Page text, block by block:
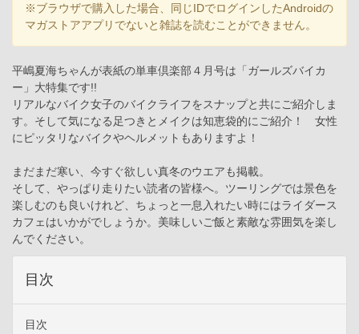
※ブラウザで購入した場合、同じIDでログインしたAndroidの
マガストアアプリでないと雑誌を読むことができません。
平嶋夏海ちゃんが表紙の単車倶楽部４月号は「ガールズバイカ
ー」大特集です!!
リアルなバイク女子のバイクライフをスナップと共にご紹介しま
す。そして気になる足つきとメイクは知恵袋的にご紹介！ 女性
にピッタリなバイクやヘルメットもありますよ！
まだまだ寒い、今すぐ欲しい真冬のウエアも掲載。
そして、やっぱり走りたい読者の皆様へ。ツーリングでは景色を
楽しむのも良いけれど、ちょっと一息入れたい時にはライダース
カフェはいかがでしょうか。美味しいご飯と素敵な雰囲気を楽し
んでください。
目次
目次